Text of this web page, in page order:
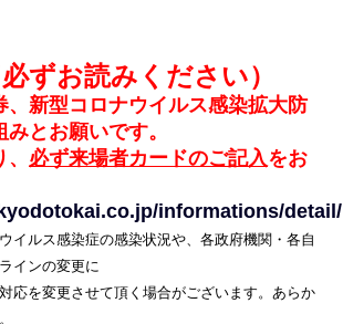
ずお読みください）
、新型コロナウイルス感染拡大防
とお願いです。
必ず来場者カードのご記入をお
informations/detail/
イルス感染症の感染状況や、各政府機関・各自
インの変更に
応を変更させて頂く場合がございます。あらか